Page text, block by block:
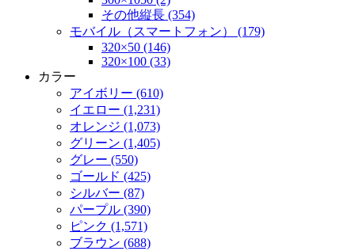
その他縦長 (354)
モバイル（スマートフォン） (179)
320×50 (146)
320×100 (33)
カラー
アイボリー (610)
イエロー (1,231)
オレンジ (1,073)
グリーン (1,405)
グレー (550)
ゴールド (425)
シルバー (87)
パープル (390)
ピンク (1,571)
ブラウン (688)